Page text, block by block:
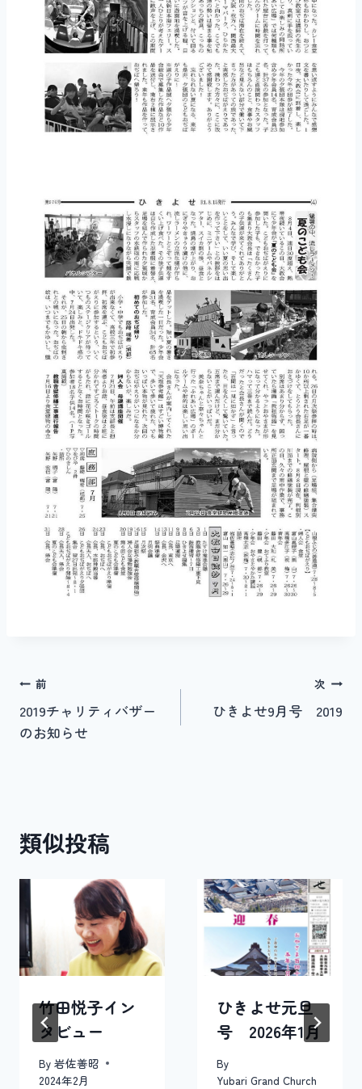
投
稿
ー
シ
ョ
ン
前
2019チャリティバザー
のお知らせ
次
ひきよせ9月号 2019
類似投稿
竹田悦子イン
タビュー
By 岩佐善昭
2024年2月
ひきよせ元旦
号 2026年1月
By
Yubari Grand Church